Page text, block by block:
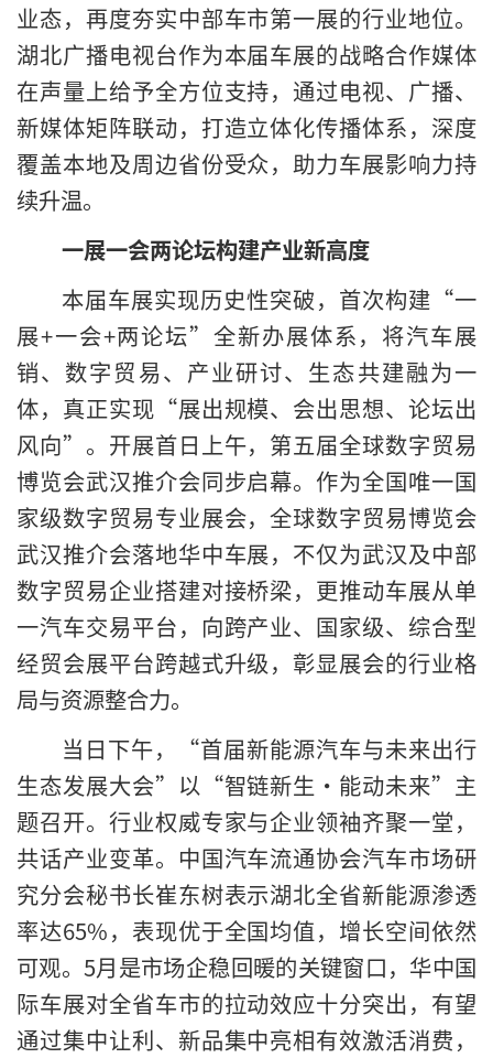
业态，再度夯实中部车市第一展的行业地位。
湖北广播电视台作为本届车展的战略合作媒体
在声量上给予全方位支持，通过电视、广播、
新媒体矩阵联动，打造立体化传播体系，深度
覆盖本地及周边省份受众，助力车展影响力持
续升温。
一展一会两论坛构建产业新高度
本届车展实现历史性突破，首次构建“一
展+一会+两论坛”全新办展体系，将汽车展
销、数字贸易、产业研讨、生态共建融为一
体，真正实现“展出规模、会出思想、论坛出
风向”。开展首日上午，第五届全球数字贸易
博览会武汉推介会同步启幕。作为全国唯一国
家级数字贸易专业展会，全球数字贸易博览会
武汉推介会落地华中车展，不仅为武汉及中部
数字贸易企业搭建对接桥梁，更推动车展从单
一汽车交易平台，向跨产业、国家级、综合型
经贸会展平台跨越式升级，彰显展会的行业格
局与资源整合力。
当日下午，“首届新能源汽车与未来出行
生态发展大会”以“智链新生・能动未来”主
题召开。行业权威专家与企业领袖齐聚一堂，
共话产业变革。中国汽车流通协会汽车市场研
究分会秘书长崔东树表示湖北全省新能源渗透
率达65%，表现优于全国均值，增长空间依然
可观。5月是市场企稳回暖的关键窗口，华中国
际车展对全省车市的拉动效应十分突出，有望
通过集中让利、新品集中亮相有效激活消费，